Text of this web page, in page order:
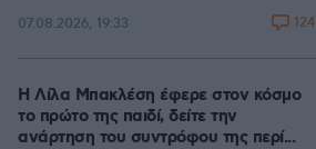
07.08.2026, 19:33 124
Η Λίλα Μπακλέση έφερε στον κόσμο
το πρώτο της παιδί, δείτε την
ανάρτηση του συντρόφου της περί...